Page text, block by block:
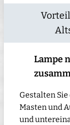
Lampe
Gestalten
Masten und
und